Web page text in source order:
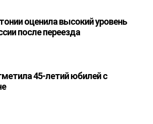
оценила высокий уровень
после переезда
45-летий юбилей с